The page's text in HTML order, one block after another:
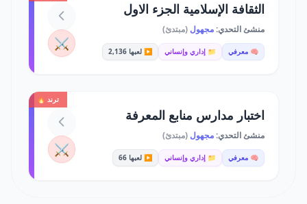
الثقافة الإسلامية الجزء الاول
منشئ التحدي:مجهول (مبتدئ)
🧠 معرفي 📁 إداري وإنساني ▶️ لعبها 2,136 ⚔️
ترند 🔥
اختبار مدارس منابع المعرفة
منشئ التحدي:مجهول (مبتدئ)
🧠 معرفي 📁 إداري وإنساني ▶️ لعبها 66 ⚔️